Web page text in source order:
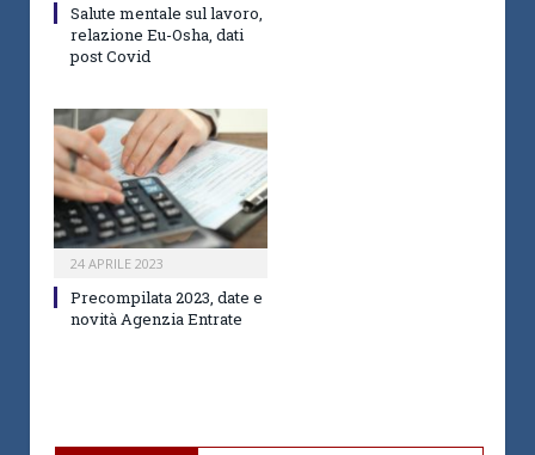
Salute mentale sul lavoro,
relazione Eu-Osha, dati
post Covid
24 APRILE 2023
Precompilata 2023, date e
novità Agenzia Entrate